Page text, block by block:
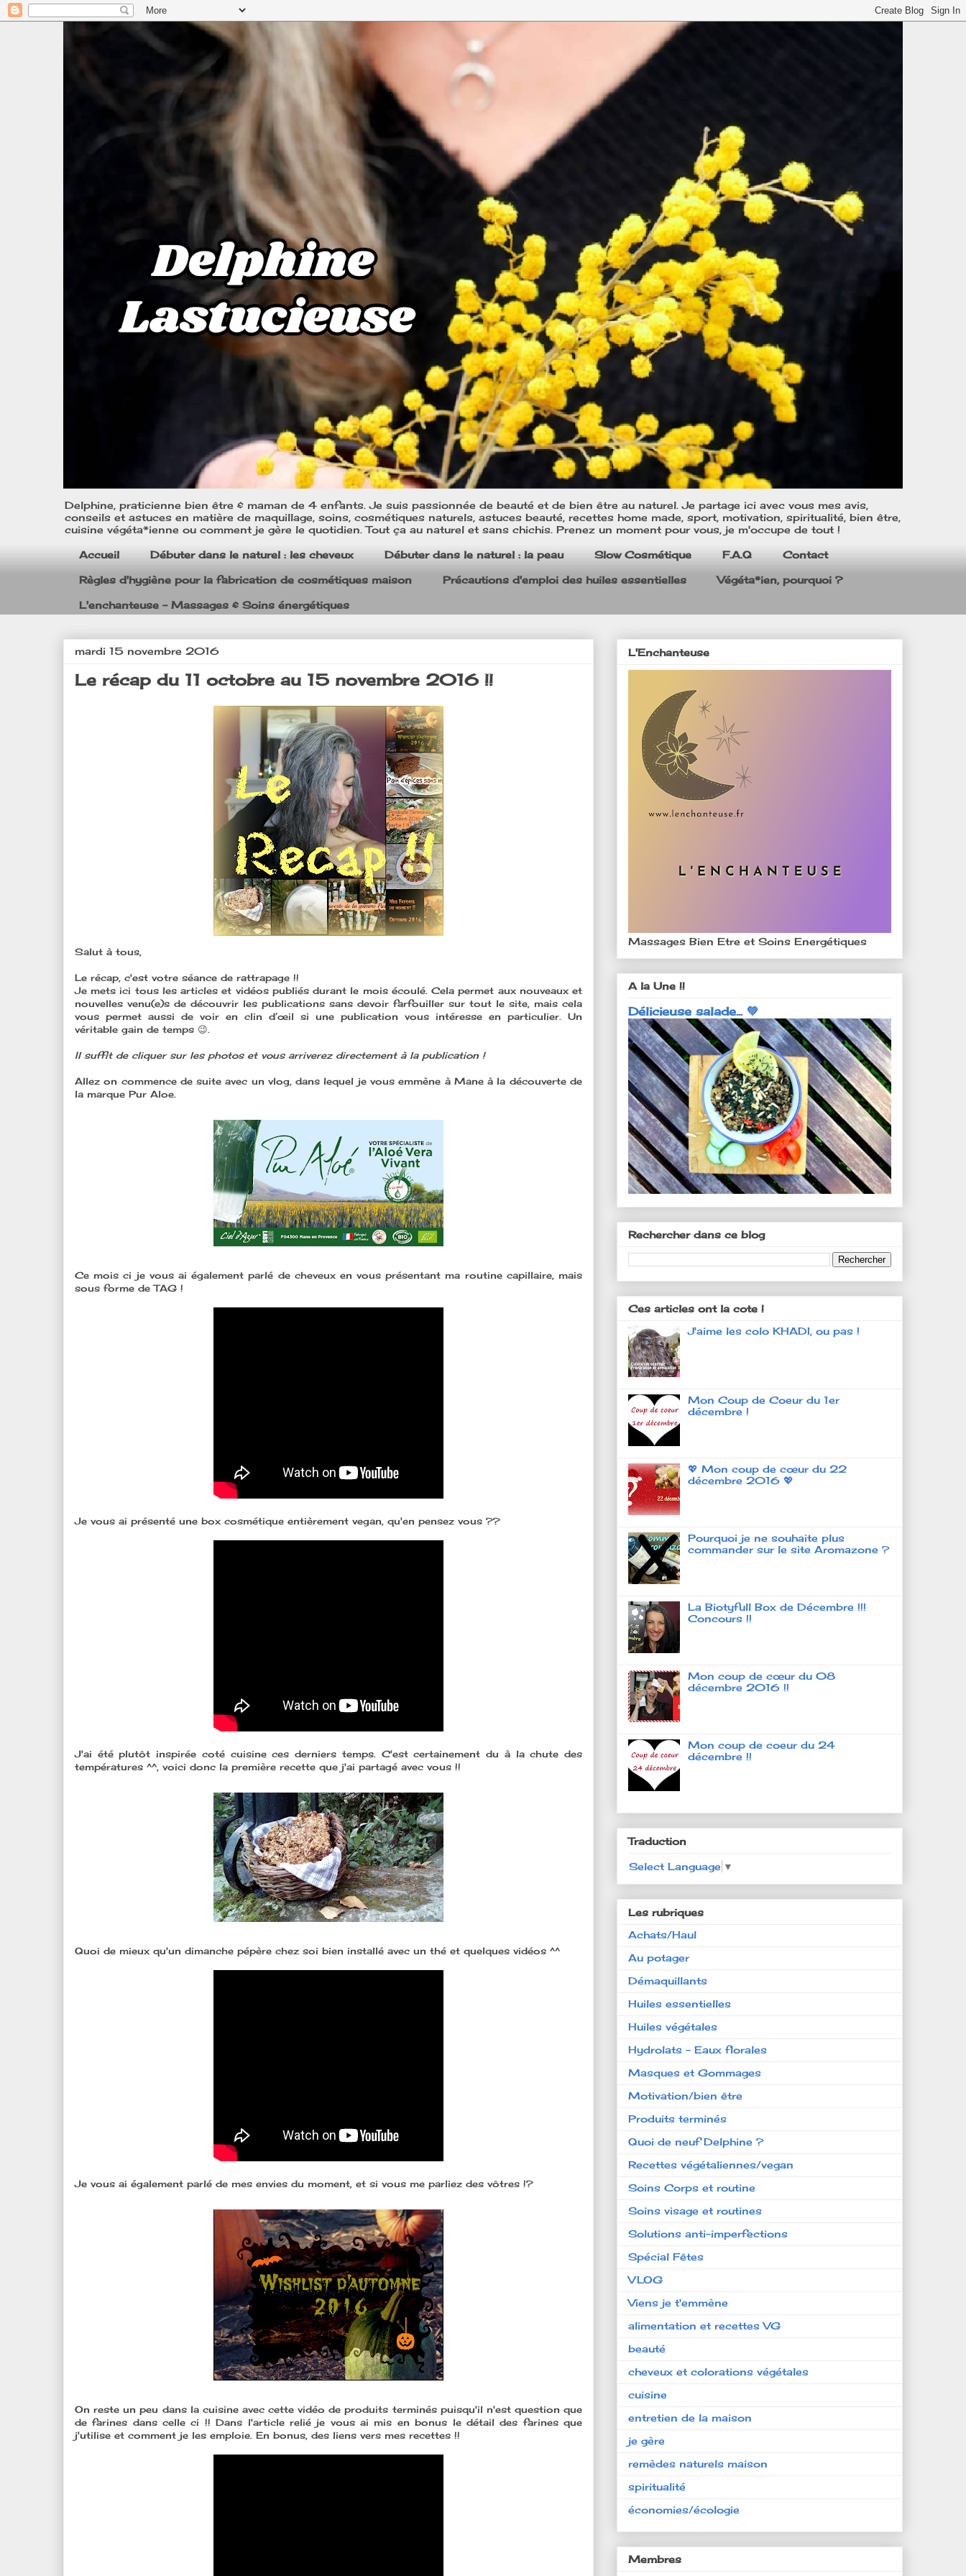
Delphine, praticienne bien être & maman de 4 enfants. Je suis passionnée de beauté et de bien être au naturel. Je partage ici avec vous mes avis,
conseils et astuces en matière de maquillage, soins, cosmétiques naturels, astuces beauté, recettes home made, sport, motivation, spiritualité, bien être,
cuisine végéta*ienne ou comment je gère le quotidien. Tout ça au naturel et sans chichis. Prenez un moment pour vous, je m'occupe de tout !
Accueil Débuter dans le naturel : les cheveux Débuter dans le naturel : la peau Slow Cosmétique F.A.Q Contact
Règles d'hygiène pour la fabrication de cosmétiques maison Précautions d'emploi des huiles essentielles Végéta*ien, pourquoi ?
L'enchanteuse - Massages & Soins énergétiques
mardi 15 novembre 2016
Le récap du 11 octobre au 15 novembre 2016 !!
Salut à tous,
Le récap, c'est votre séance de rattrapage !!
Je mets ici tous les articles et vidéos publiés durant le mois écoulé. Cela permet aux nouveaux et
nouvelles venu(e)s de découvrir les publications sans devoir farfouiller sur tout le site, mais cela
vous permet aussi de voir en clin d’œil si une publication vous intéresse en particulier. Un
véritable gain de temps 😉.
Il suffit de cliquer sur les photos et vous arriverez directement à la publication !
Allez on commence de suite avec un vlog, dans lequel je vous emmène à Mane à la découverte de
la marque Pur Aloe.
Ce mois ci je vous ai également parlé de cheveux en vous présentant ma routine capillaire, mais
sous forme de TAG !
Je vous ai présenté une box cosmétique entièrement vegan, qu'en pensez vous ??
J'ai été plutôt inspirée coté cuisine ces derniers temps. C'est certainement du à la chute des
températures ^^, voici donc la première recette que j'ai partagé avec vous !!
Quoi de mieux qu'un dimanche pépère chez soi bien installé avec un thé et quelques vidéos ^^
Je vous ai également parlé de mes envies du moment, et si vous me parliez des vôtres !?
On reste un peu dans la cuisine avec cette vidéo de produits terminés puisqu'il n'est question que
de farines dans celle ci !! Dans l'article relié je vous ai mis en bonus le détail des farines que
j'utilise et comment je les emploie. En bonus, des liens vers mes recettes !!
L'Enchanteuse
Massages Bien Etre et Soins Energétiques
A la Une !!
Délicieuse salade... 💚
Rechercher dans ce blog
Ces articles ont la cote !
J'aime les colo KHADI, ou pas !
Mon Coup de Coeur du 1er
décembre !
💖 Mon coup de cœur du 22
décembre 2016 💖
Pourquoi je ne souhaite plus
commander sur le site Aromazone ?
La Biotyfull Box de Décembre !!!
Concours !!
Mon coup de cœur du 08
décembre 2016 !!
Mon coup de coeur du 24
décembre !!
Traduction
Select Language ▼
Les rubriques
Achats/Haul
Au potager
Démaquillants
Huiles essentielles
Huiles végétales
Hydrolats - Eaux florales
Masques et Gommages
Motivation/bien être
Produits terminés
Quoi de neuf Delphine ?
Recettes végétaliennes/vegan
Soins Corps et routine
Soins visage et routines
Solutions anti-imperfections
Spécial Fêtes
VLOG
Viens je t'emmène
alimentation et recettes VG
beauté
cheveux et colorations végétales
cuisine
entretien de la maison
je gère
remèdes naturels maison
spiritualité
économies/écologie
Membres